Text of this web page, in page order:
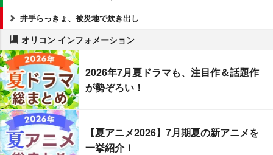
井手らっきょ、被災地で炊き出し
オリコン インフォメーション
2026年7月夏ドラマも、注目作＆話題作
が勢ぞろい！
【夏アニメ2026】7月期夏の新アニメを
一挙紹介！